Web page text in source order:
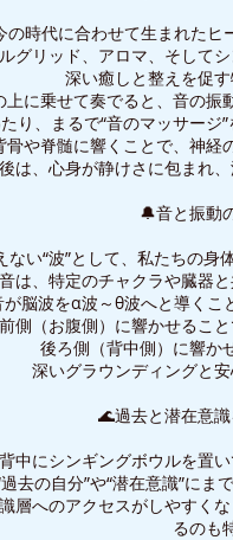
の時代に合わせて生まれたヒ
グリッド、アロマ、そして
深い癒しと整えを促す
上に乗せて奏でると、音の
り、まるで“音のマッサージ
骨や脊髄に響くことで、神経
は、心身が静けさに包まれ
🔔音と振動
ない“波”として、私たちの身
は、特定のチャクラや臓器
が脳波をα波～θ波へと導くこ
前側（お腹側）に響かせるこ
後ろ側（背中側）に響か
深いグラウンディングと
🌊過去と潜在意
背中にシンギングボウルを置
過去の自分”や“潜在意識”にま
層へのアクセスがしやすく
るのも